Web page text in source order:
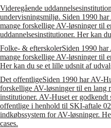
Videregående
undervisningsmiljø. Siden 1990
mange forskellige AV-løsninger til
uddannelsesinstitutioner. Her kan
Folke- & efterskolerSiden 1990
mange forskellige AV-løsninger til
Her kan du se et lille udsnit af
Det offentligeSiden 1990 har AV-
forskellige AV-løsninger til en
institutioner. AV-Huset er
offentlige i henhold til SKI-aftale
indkøbssystem for AV-løsninger.
cases.